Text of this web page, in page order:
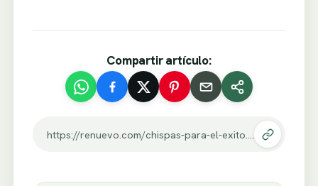
Compartir artículo:
https://renuevo.com/chispas-para-el-exito.html